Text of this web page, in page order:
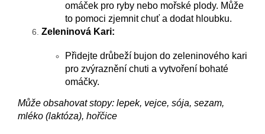
omáček pro ryby nebo mořské plody. Může
to pomoci zjemnit chuť a dodat hloubku.
Zeleninová Kari:
Přidejte drůbeží bujon do zeleninového kari
pro zvýraznění chuti a vytvoření bohaté
omáčky.
Může obsahovat stopy: lepek, vejce, sója, sezam,
mléko (laktóza), hořčice